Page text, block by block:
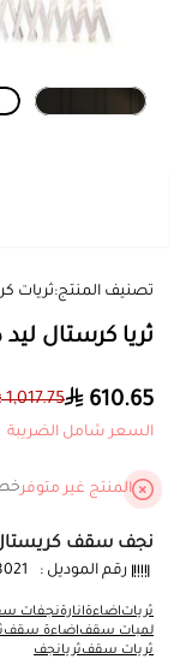
تصنيف المنتج:ثريات
ثريا كرستال
610.65
1,017.75
السعر شامل الضريبة
المنتج غير متوفر خصم
نجف سقف
رقم الموديل :
ثرياتاضاءةانارةنجفات
لمبات سقفاضاءة سقف
ثريات سقفثريانجف